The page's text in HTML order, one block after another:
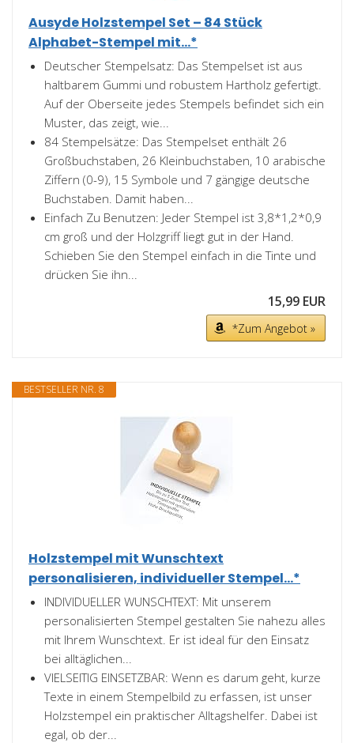
Ausyde Holzstempel Set – 84 Stück
Alphabet-Stempel mit...*
Deutscher Stempelsatz: Das Stempelset ist aus
haltbarem Gummi und robustem Hartholz gefertigt.
Auf der Oberseite jedes Stempels befindet sich ein
Muster, das zeigt, wie...
84 Stempelsätze: Das Stempelset enthält 26
Großbuchstaben, 26 Kleinbuchstaben, 10 arabische
Ziffern (0-9), 15 Symbole und 7 gängige deutsche
Buchstaben. Damit haben...
Einfach Zu Benutzen: Jeder Stempel ist 3,8*1,2*0,9
cm groß und der Holzgriff liegt gut in der Hand.
Schieben Sie den Stempel einfach in die Tinte und
drücken Sie ihn...
15,99 EUR
*Zum Angebot »
BESTSELLER NR. 8
Holzstempel mit Wunschtext
personalisieren, individueller Stempel...*
INDIVIDUELLER WUNSCHTEXT: Mit unserem
personalisierten Stempel gestalten Sie nahezu alles
mit Ihrem Wunschtext. Er ist ideal für den Einsatz
bei alltäglichen...
VIELSEITIG EINSETZBAR: Wenn es darum geht, kurze
Texte in einem Stempelbild zu erfassen, ist unser
Holzstempel ein praktischer Alltagshelfer. Dabei ist
egal, ob der...